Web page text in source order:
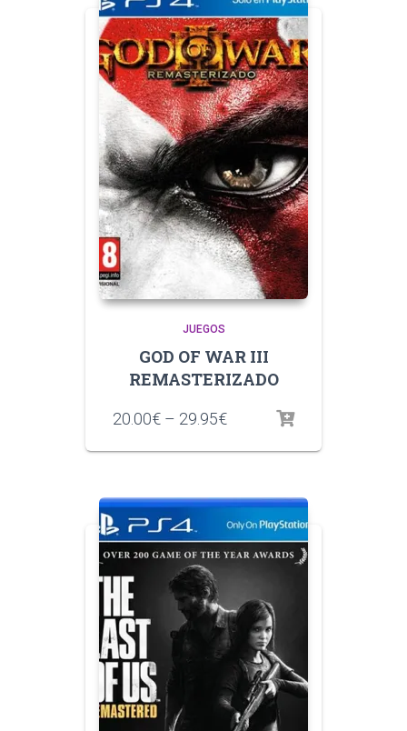
JUEGOS
GOD OF WAR III
REMASTERIZADO
20.00€ – 29.95€